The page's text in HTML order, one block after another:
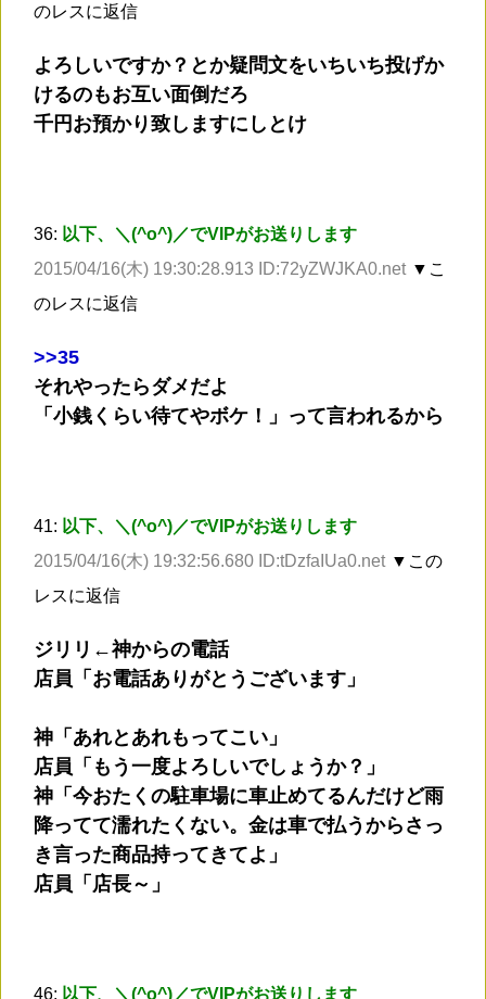
のレスに返信
よろしいですか？とか疑問文をいちいち投げか
けるのもお互い面倒だろ
千円お預かり致しますにしとけ
36: 以下、＼(^o^)／でVIPがお送りします
2015/04/16(木) 19:30:28.913 ID:72yZWJKA0.net ▼こ
のレスに返信
>>35
それやったらダメだよ
「小銭くらい待てやボケ！」って言われるから
41: 以下、＼(^o^)／でVIPがお送りします
2015/04/16(木) 19:32:56.680 ID:tDzfaIUa0.net ▼この
レスに返信
ジリリ←神からの電話
店員「お電話ありがとうございます」
神「あれとあれもってこい」
店員「もう一度よろしいでしょうか？」
神「今おたくの駐車場に車止めてるんだけど雨
降ってて濡れたくない。金は車で払うからさっ
き言った商品持ってきてよ」
店員「店長～」
46: 以下、＼(^o^)／でVIPがお送りします